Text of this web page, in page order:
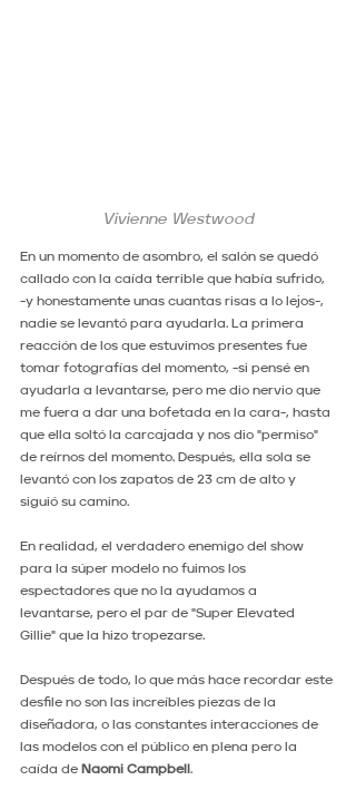
Vivienne Westwood
En un momento de asombro, el salón se quedó
callado con la caída terrible que había sufrido,
-y honestamente unas cuantas risas a lo lejos-,
nadie se levantó para ayudarla. La primera
reacción de los que estuvimos presentes fue
tomar fotografías del momento, -si pensé en
ayudarla a levantarse, pero me dio nervio que
me fuera a dar una bofetada en la cara-, hasta
que ella soltó la carcajada y nos dio "permiso"
de reírnos del momento. Después, ella sola se
levantó con los zapatos de 23 cm de alto y
siguió su camino.
En realidad, el verdadero enemigo del show
para la súper modelo no fuimos los
espectadores que no la ayudamos a
levantarse, pero el par de "Super Elevated
Gillie" que la hizo tropezarse.
Después de todo, lo que más hace recordar este
desfile no son las increíbles piezas de la
diseñadora, o las constantes interacciones de
las modelos con el público en plena pero la
caída de Naomi Campbell .